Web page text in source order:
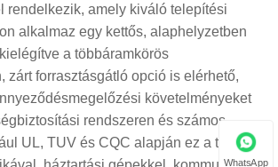
rendelkezik, amely kiváló telepítési
alkalmaz egy kettős, alaphelyzetben
a többáramkörös
forrasztásgátló opció is elérhető,
követelményeket
rendszeren és számos
UL, TUV és CQC alapján ez a termék
WhatsApp